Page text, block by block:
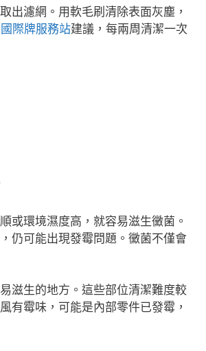
出濾網。用軟毛刷清除表面灰塵，
國際牌服務站建議，每兩周清潔一次
或環境濕度高，就容易滋生黴菌。
仍可能出現發霉問題。黴菌不僅會
滋生的地方。這些部位清潔難度較
有霉味，可能是內部零件已發霉，